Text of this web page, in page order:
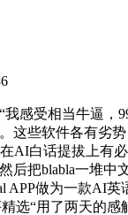
受相当牛逼，
些软件各有劣
AI白话提拔上有
后把blabla一堆
APP做为一款AI
“用了两天的感